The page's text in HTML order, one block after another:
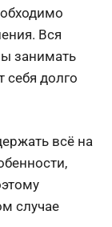
Вся
занимать
себя долго
всё на
случае